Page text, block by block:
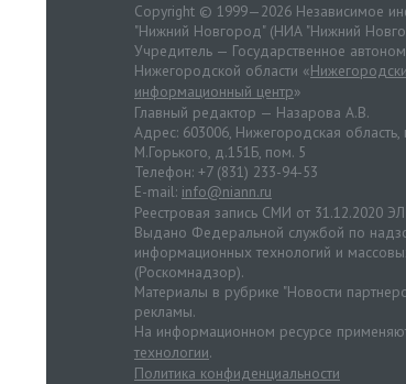
Copyright © 1999—2026 Независимое
"Нижний Новгород" (НИА "Нижний
Учредитель — Государственное
Нижегородской области «
информационный центр»
Главный редактор — Назарова А.В.
Адрес: 603006, Нижегородская
М.Горького, д.151Б, пом. 5
Телефон: +7 (831) 233-94-53
E-mail: info@niann.ru
Реестровая запись СМИ от 31.12.2020
Выдано Федеральной службой по
информационных технологий и
(Роскомнадзор).
Материалы в рубрике "Новости
рекламы.
На информационном ресурсе
технологии.
Политика конфиденциальности